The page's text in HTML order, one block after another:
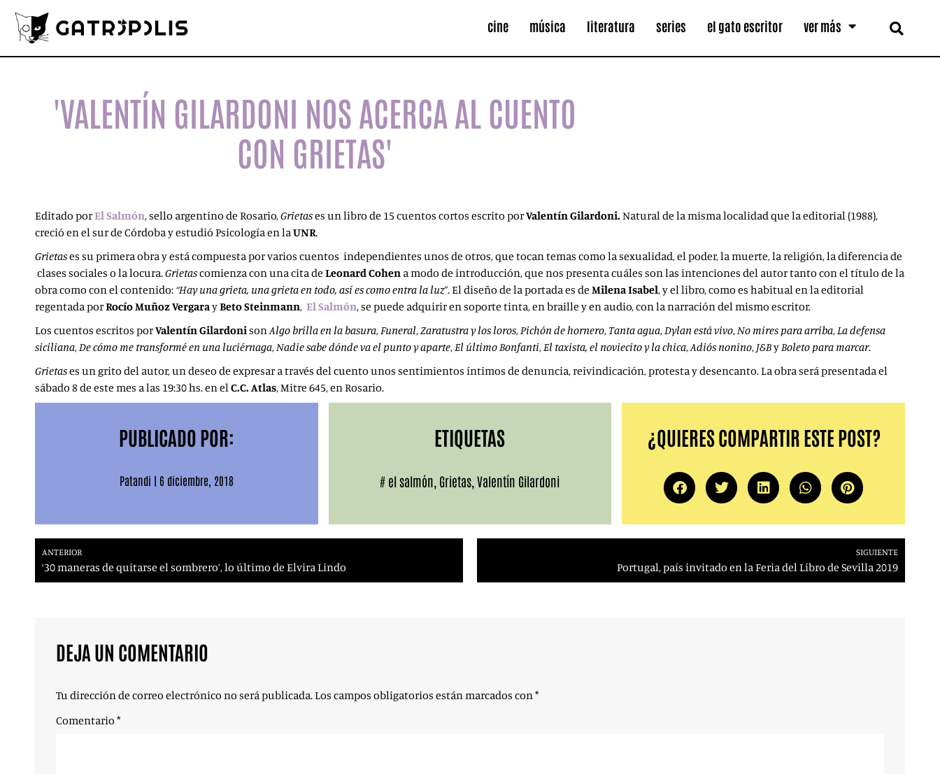
cine música literatura series el gato escritor ver más
'VALENTÍN GILARDONI NOS ACERCA AL CUENTO
CON GRIETAS'
Editado porEl Salmón, sello argentino de Rosario,Grietases un libro de 15 cuentos cortos escrito porValentín Gilardoni. Natural de la misma localidad que la editorial (1988),
creció en el sur de Córdoba y estudió Psicología en laUNR.
Grietases su primera obra y está compuesta por varios cuentos independientes unos de otros, que tocan temas como la sexualidad, el poder, la muerte, la religión, la diferencia de
clases sociales o la locura.Grietascomienza con una cita de LeonardCohen a modo de introducción, que nos presenta cuáles son las intenciones del autor tanto con el título de la
obra como con el contenido: “Hay una grieta, una grieta en todo, así es como entra la luz”. El diseño de la portada es de Milena Isabel, y el libro, como es habitual en la editorial
regentada porRocío Muñoz VergarayBeto Steinmann, El Salmón, se puede adquirir en soporte tinta, en braille y en audio, con la narración del mismo escritor.
Los cuentos escritos porValentín GilardonisonAlgo brilla en la basura,Funeral,Zaratustra y los loros,Pichón de hornero, Tanta agua,Dylan está vivo,No mires para arriba,La defensa
siciliana,De cómo me transformé en una luciérnaga,Nadie sabe dónde va el punto y aparte,El último Bonfanti,El taxista, el noviecito y la chica,Adiós nonino, J&ByBoleto para marcar.
Grietases un grito del autor, un deseo de expresar a través del cuento unos sentimientos íntimos de denuncia, reivindicación, protesta y desencanto. La obra será presentada el
sábado 8 de este mes a las 19:30 hs. en elC.C. Atlas, Mitre 645, en Rosario.
PUBLICADO POR:
Patandi | 6 diciembre, 2018
ETIQUETAS
# el salmón Grietas ,Valentín Gilardoni
¿QUIERES COMPARTIR ESTE POST?
ANTERIOR
‘30 maneras de quitarse el sombrero’, lo último de Elvira Lindo
SIGUIENTE
Portugal, país invitado en la Feria del Libro de Sevilla 2019
DEJA UN COMENTARIO
Tu dirección de correo electrónico no será publicada.Los campos obligatorios están marcados con*
Comentario *